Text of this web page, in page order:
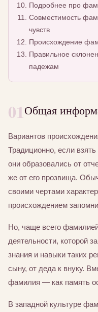
Подробнее про
Совместимость
чувств
Происхождение
Правильное
падежам
01Общая
Вариантов
Традиционно, если
они образовались от
же от его прозвища.
своими чертами
происхождением
Но, чаще всего
деятельности, которой
знания и навыки таких
сыну, от деда к внуку.
фамилия — как память
В западной культуре